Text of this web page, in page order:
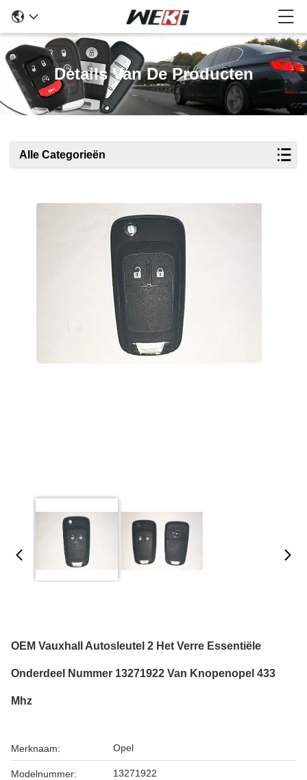
Details Van De Producten
Alle Categorieën
OEM Vauxhall Autosleutel 2 Het Verre Essentiële
Onderdeel Nummer 13271922 Van Knopenopel 433
Mhz
Merknaam: Opel
Modelnummer: 13271922